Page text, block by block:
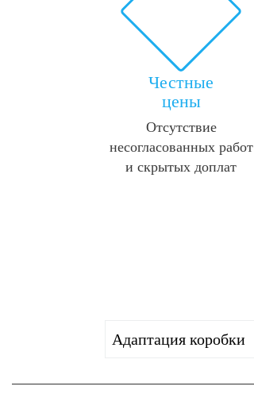
Честные
цены
Отсутствие
несогласованных работ
и скрытых доплат
Адаптация коробки